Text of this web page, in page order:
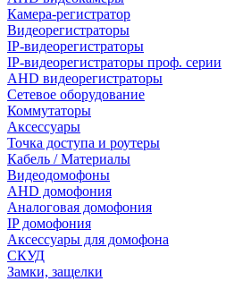
Камера-регистратор
Видеорегистраторы
IP-видеорегистраторы
IP-видеорегистраторы проф. серии
AHD видеорегистраторы
Сетевое оборудование
Коммутаторы
Аксессуары
Точка доступа и роутеры
Кабель / Материалы
Видеодомофоны
AHD домофония
Аналоговая домофония
IP домофония
Аксессуары для домофона
СКУД
Замки, защелки